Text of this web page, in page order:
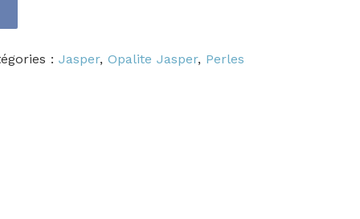
:Jasper,Opalite Jasper, Perles